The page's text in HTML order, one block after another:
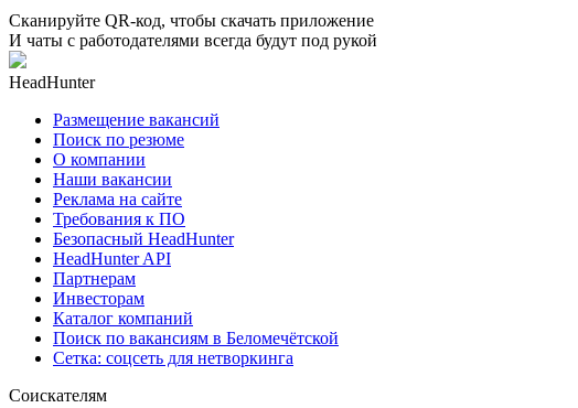
Сканируйте QR-код, чтобы скачать приложение
И чаты с работодателями всегда будут под рукой
HeadHunter
Размещение вакансий
Поиск по резюме
О компании
Наши вакансии
Реклама на сайте
Требования к ПО
Безопасный HeadHunter
HeadHunter API
Партнерам
Инвесторам
Каталог компаний
Поиск по вакансиям в Беломечётской
Сетка: соцсеть для нетворкинга
Соискателям